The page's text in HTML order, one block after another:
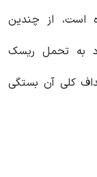
است، از چندین
به تحمل ریسک
کلی آن بستگی